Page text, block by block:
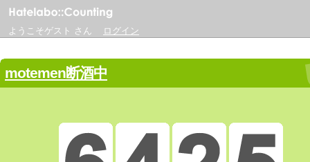
ようこそゲスト さん ログイン
motemen断酒中